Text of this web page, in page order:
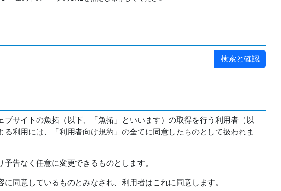
ブサイトの魚拓（以下、「魚拓」といいます）の取得を行う利用者（以
る利用には、「利用者向け規約」の全てに同意したものとして扱われま
告なく任意に変更できるものとします。
同意しているものとみなされ、利用者はこれに同意します。